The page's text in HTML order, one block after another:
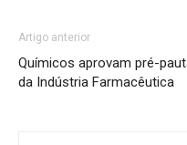
Artigo anterior
Químicos aprovam pré-
da Indústria Farmacêutica